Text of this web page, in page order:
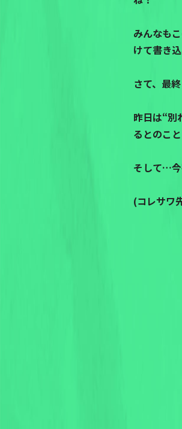
みんなも
けて書き
さて、最
昨日は“別
るとのこと
そして…今
(コレサワ